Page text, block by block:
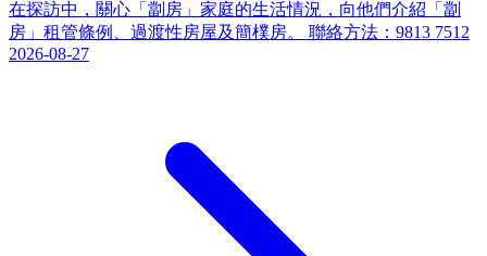
在探訪中，關心「劏房」家庭的生活情況，向他們介紹「劏
房」租管條例、過渡性房屋及簡樸房。 聯絡方法：9813 7512
2026-08-27